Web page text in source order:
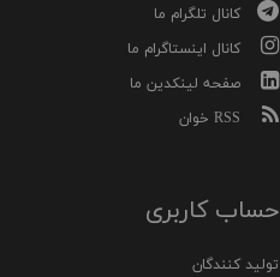
کانال تلگرام ما
کانال اینستاگرام ما
صفحه لینکدین ما
RSS خوان
حساب کاربری
تولید کنندگان